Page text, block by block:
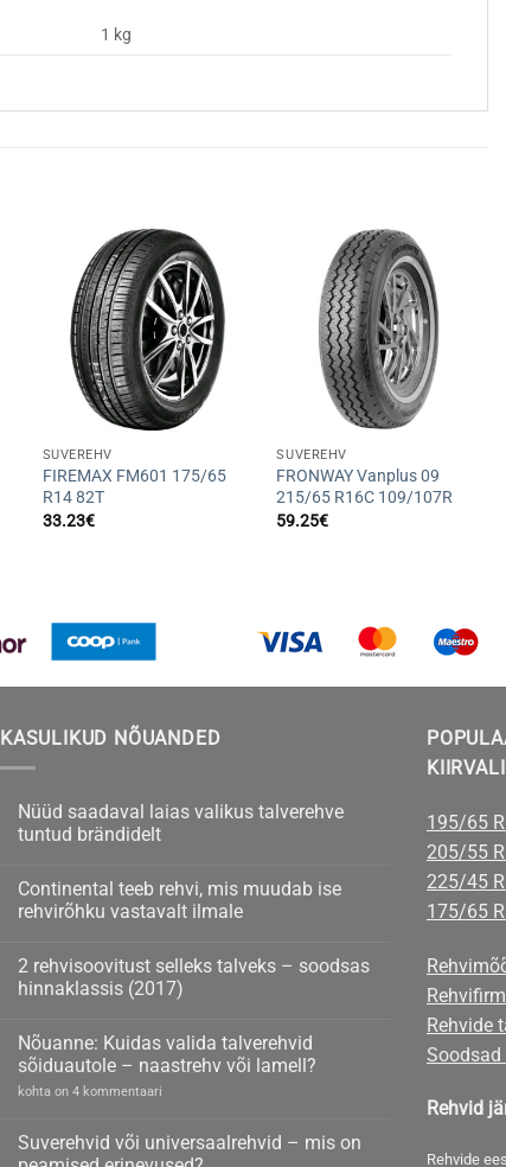
1 kg
SUVEREHV
FIREMAX FM601 175/65
R14 82T
33.23€
SUVEREHV
FRONWAY Vanplus 09
215/65 R16C 109/107R
59.25€
KASULIKUD NÕUANDED
Nüüd saadaval laias valikus talverehve
tuntud brändidelt
laias
valikus
talverehve
ei
ole
Continental teeb rehvi, mis muudab ise
rehvirõhku vastavalt ilmale
rehvi,
mis
muudab
vastavalt
ilmale
ei
ole
2 rehvisoovitust selleks talveks – soodsas
hinnaklassis (2017)
selleks
talveks
–
soodsas
ei
ole
Nõuanne: Kuidas valida talverehvid
sõiduautole – naastrehv või lamell?
Nõuanne:
talverehvid
sõiduautole
kohta on 4 kommentaari
Suverehvid või universaalrehvid – mis on
195/65
205/55
225/45
175/65
Rehvide
Soodsad
Rehvid
Rehvide